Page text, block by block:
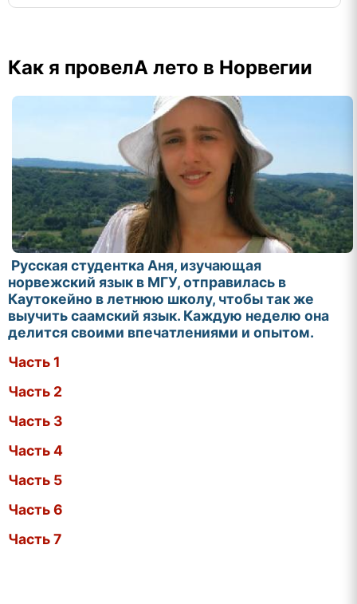
Как я провелA лето в Норвегии
Русская студентка Аня, изучающая
норвежский язык в МГУ, отправилась в
Каутокейно в летнюю школу, чтобы так же
выучить саамский язык. Каждую неделю она
делится своими впечатлениями и опытом.
Часть 1
Часть 2
Часть 3
Часть 4
Часть 5
Часть 6
Часть 7